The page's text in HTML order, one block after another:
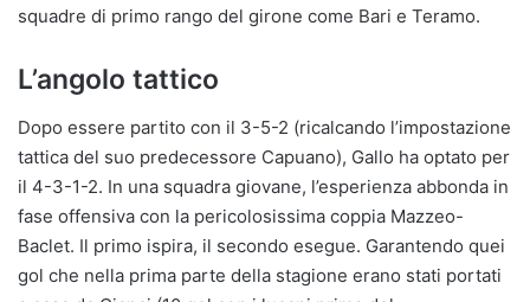
squadre di primo rango del girone come Bari e Teramo.
L’angolo tattico
Dopo essere partito con il 3-5-2 (ricalcando l’impostazione
tattica del suo predecessore Capuano), Gallo ha optato per
il 4-3-1-2. In una squadra giovane, l’esperienza abbonda in
fase offensiva con la pericolosissima coppia Mazzeo-
Baclet. Il primo ispira, il secondo esegue. Garantendo quei
gol che nella prima parte della stagione erano stati portati